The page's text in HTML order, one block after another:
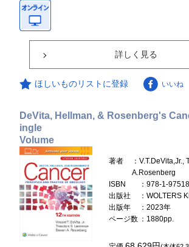
詳しく見る
ほしいものリストに登録 いいね
DeVita, Hellman, & Rosenberg's
ingle
Volume
著者
：
A.Rosenberg
ISBN
：978-1-
出版社
：WOLTERS
出版年
：2023年
ページ数 ：1880pp.